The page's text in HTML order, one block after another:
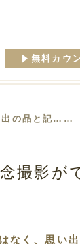
無料カウ
出の品と記……
撮影が
なく、思い